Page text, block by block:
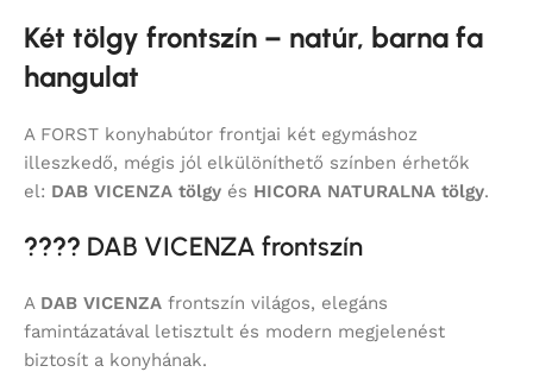
Két tölgy frontszín – natúr, barna fa
hangulat
A FORST konyhabútor frontjai két egymáshoz
illeszkedő, mégis jól elkülöníthető színben érhetők
el: DAB VICENZA tölgy és HICORA NATURALNA tölgy.
???? DAB VICENZA frontszín
A DAB VICENZA frontszín világos, elegáns
famintázatával letisztult és modern megjelenést
biztosít a konyhának.